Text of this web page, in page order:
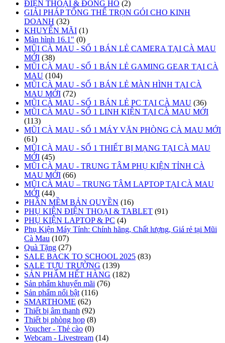
ĐIỆN THOẠI & ĐỒNG HỒ (2)
GIẢI PHÁP TỔNG THỂ TRỌN GÓI CHO KINH
DOANH (32)
KHUYẾN MÃI (1)
Màn hình 16.1" (0)
MŨI CÀ MAU - SỐ 1 BÁN LẺ CAMERA TẠI CÀ MAU
MỚI (38)
MŨI CÀ MAU - SỐ 1 BÁN LẺ GAMING GEAR TẠI CÀ
MAU (104)
MŨI CÀ MAU - SỐ 1 BÁN LẺ MÀN HÌNH TẠI CÀ
MAU MỚI (72)
MŨI CÀ MAU - SỐ 1 BÁN LẺ PC TẠI CÀ MAU (36)
MŨI CÀ MAU - SỐ 1 LINH KIỆN TẠI CÀ MAU MỚI
(113)
MŨI CÀ MAU - SỐ 1 MÁY VĂN PHÒNG CÀ MAU MỚI
(61)
MŨI CÀ MAU - SỐ 1 THIẾT BỊ MẠNG TẠI CÀ MAU
MỚI (45)
MŨI CÀ MAU - TRUNG TÂM PHỤ KIỆN TỈNH CÀ
MAU MỚI (66)
MŨI CÀ MAU – TRUNG TÂM LAPTOP TẠI CÀ MAU
MỚI (44)
PHẦN MỀM BẢN QUYỀN (16)
PHỤ KIỆN ĐIỆN THOẠI & TABLET (91)
PHỤ KIỆN LAPTOP & PC (4)
Phụ Kiện Máy Tính: Chính hãng, Chất lượng, Giá rẻ tại Mũi
Cà Mau (107)
Quà Tặng (27)
SALE BACK TO SCHOOL 2025 (83)
SALE TỰU TRƯỜNG (139)
SẢN PHẨM HẾT HÀNG (182)
Sản phẩm khuyến mãi (76)
Sản phẩm nổi bật (116)
SMARTHOME (62)
Thiết bị âm thanh (92)
Thiết bị phòng họp (8)
Voucher - Thẻ cào (0)
Webcam - Livestream (14)